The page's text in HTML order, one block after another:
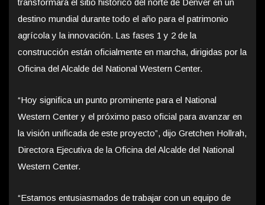
transformará el sitio histórico del norte de Denver en un
destino mundial durante todo el año para el patrimonio
agrícola y la innovación. Las fases 1 y 2 de la
construcción están oficialmente en marcha, dirigidas por la
Oficina del Alcalde del National Western Center.
“Hoy significa un punto prominente para el National
Western Center y el próximo paso oficial para avanzar en
la visión unificada de este proyecto”, dijo Gretchen Hollrah,
Directora Ejecutiva de la Oficina del Alcalde del National
Western Center.
“Estamos entusiasmados de trabajar con un equipo de